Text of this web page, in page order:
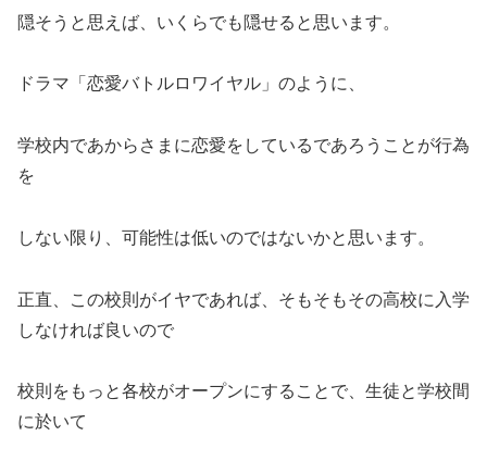
隠そうと思えば、いくらでも隠せると思います。
ドラマ「恋愛バトルロワイヤル」のように、
学校内であからさまに恋愛をしているであろうことが行為
を
しない限り、可能性は低いのではないかと思います。
正直、この校則がイヤであれば、そもそもその高校に入学
しなければ良いので
校則をもっと各校がオープンにすることで、生徒と学校間
に於いて